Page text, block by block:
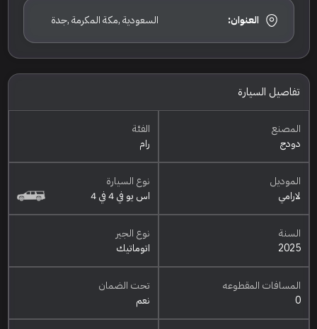
العنوان: السعودية ,مكة المكرمة ,جدة
تفاصيل السيارة
المصنع
دودج
الفئة
رام
الموديل
لارامي
نوع السيارة
اس يو في 4 في 4
السنة
2025
نوع الجير
اتوماتيك
المسافات المقطوعه
0
تحت الضمان
نعم